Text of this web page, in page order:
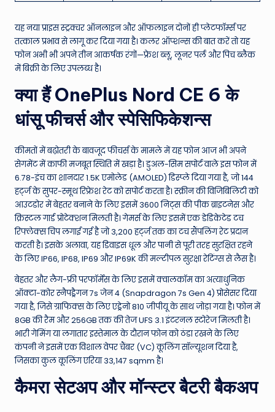
यह नया प्राइस स्ट्रक्चर ऑनलाइन और ऑफलाइन दोनों ही प्लेटफॉर्म्स पर
तत्काल प्रभाव से लागू कर दिया गया है। कलर ऑप्शन्स की बात करें तो यह
फोन अभी भी अपने तीन आकर्षक रंगों—फ्रेश ब्लू, लूनर पर्ल और पिच ब्लैक
में बिक्री के लिए उपलब्ध है।
क्या हैं OnePlus Nord CE 6 के
धांसू फीचर्स और स्पेसिफिकेशन्स
कीमतों में बढ़ोतरी के बावजूद फीचर्स के मामले में यह फोन आज भी अपने
सेगमेंट में काफी मजबूत स्थिति में खड़ा है। डुअल-सिम सपोर्ट वाले इस फोन में
6.78-इंच का शानदार 1.5K एमोलेड (AMOLED) डिस्प्ले दिया गया है, जो 144
हर्ट्ज के सुपर-स्मूथ रिफ्रेश रेट को सपोर्ट करता है। स्क्रीन की विजिबिलिटी को
आउटडोर में बेहतर बनाने के लिए इसमें 3600 निट्स की पीक ब्राइटनेस और
क्रिस्टल गार्ड प्रोटेक्शन मिलती है। गेमर्स के लिए इसमें एक डेडिकेटेड टच
रिफ्लेक्स चिप लगाई गई है जो 3,200 हर्ट्ज तक का टच सैंपलिंग रेट प्रदान
करती है। इसके अलावा, यह डिवाइस धूल और पानी से पूरी तरह सुरक्षित रहने
के लिए IP66, IP68, IP69 और IP69K की मल्टीपल सुरक्षा रेटिंग्स से लैस है।
बेहतर और लैग-फ्री परफॉर्मेंस के लिए इसमें क्वालकॉम का अत्याधुनिक
ऑक्टा-कोर स्नैपड्रैगन 7s जेन 4 (Snapdragon 7s Gen 4) प्रोसेसर दिया
गया है, जिसे ग्राफिक्स के लिए एड्रेनो 810 जीपीयू के साथ जोड़ा गया है। फोन में
8GB की रैम और 256GB तक की तेज UFS 3.1 इंटरनल स्टोरेज मिलती है।
भारी गेमिंग या लगातार इस्तेमाल के दौरान फोन को ठंडा रखने के लिए
कंपनी ने इसमें एक विशाल वेपर चैंबर (VC) कूलिंग सॉल्यूशन दिया है,
जिसका कुल कूलिंग एरिया 33,147 sqmm है।
कैमरा सेटअप और मॉन्स्टर बैटरी बैकअप